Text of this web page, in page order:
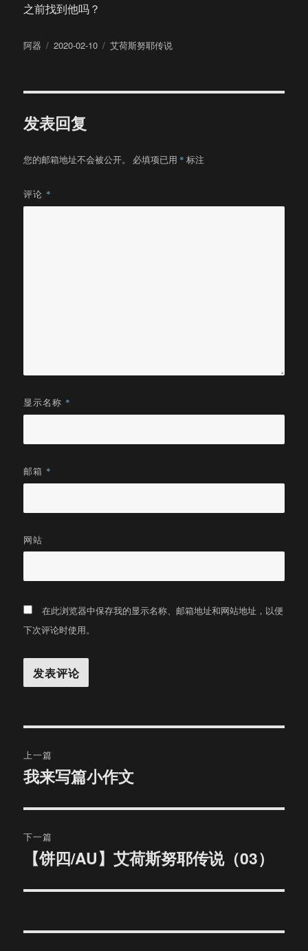
之前找到他吗？
作
阿器
发
2020-02-10
分
艾荷斯努耶传说
发表回复
您的邮箱地址不会被公开。 必填项已用 * 标注
评论 *
显示名称 *
邮箱 *
网站
在此浏览器中保存我的显示名称、邮箱地址和网站地址，以便
下次评论时使用。
章
航
上一篇
上
文
章：
我来写篇小作文
下一篇
文
【饼四/AU】艾荷斯努耶传说（03）